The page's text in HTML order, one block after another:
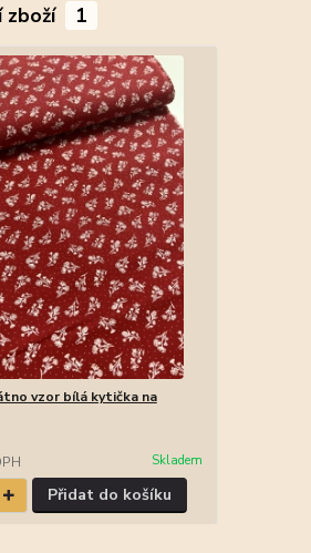
zboží 1
vzor bílá kytička na
Skladem
Přidat do košíku